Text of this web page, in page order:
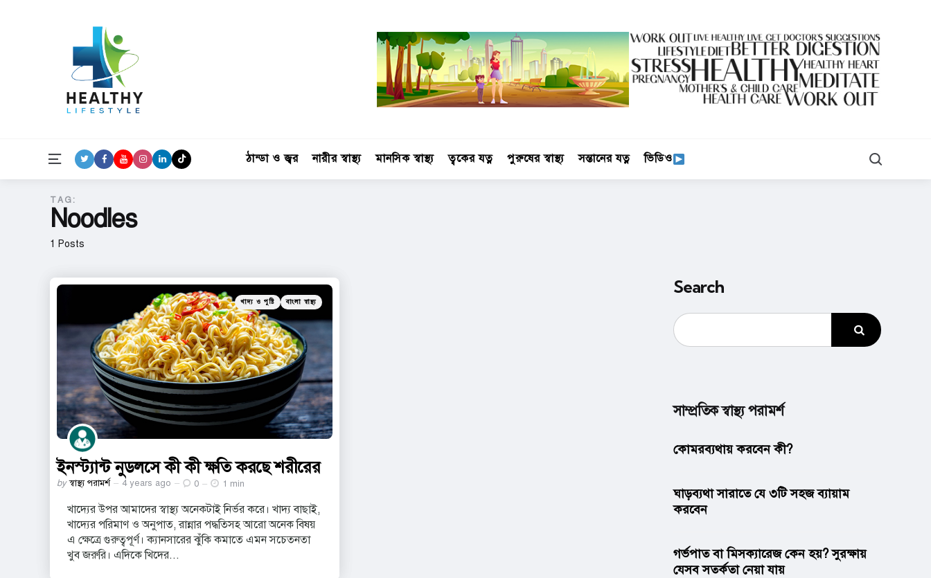
Menu ঠান্ডা ও জ্বর নারীর স্বাস্থ্য মানসিক স্বাস্থ্য ত্বকের যত্ন পুরুষের স্বাস্থ্য সন্তানের যত্ন ভিডিও
1 Posts
TAG:
Noodles
Categories
Posted
in
খাদ্য ও পুষ্টি বাংলা স্বাস্থ্য
ইনস্ট্যান্ট নুডলসে কী কী ক্ষতি করছে শরীরের
Posted
by স্বাস্থ্য পরামর্শ 4 years ago 0 1 min
খাদ্যের উপর আমাদের স্বাস্থ্য অনেকটাই নির্ভর করে। খাদ্য বাছাই,
খাদ্যের পরিমাণ ও অনুপাত, রান্নার পদ্ধতিসহ আরো অনেক বিষয়
এ ক্ষেত্রে গুরুত্বপূর্ণ। ক্যানসারের ঝুঁকি কমাতে এমন সচেতনতা
খুব জরুরি। এদিকে খিদের...
Search
সাম্প্রতিক স্বাস্থ্য পরামর্শ
কোমরব্যথায় করবেন কী?
ঘাড়ব্যথা সারাতে যে ৩টি সহজ ব্যায়াম
করবেন
গর্ভপাত বা মিসক্যারেজ কেন হয়? সুরক্ষায়
যেসব সতর্কতা নেয়া যায়